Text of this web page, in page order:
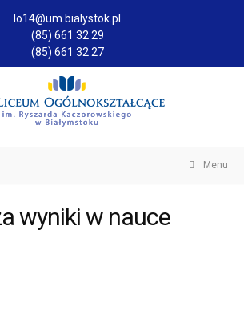
lo14@um.bialystok.pl
(85) 661 32 29
(85) 661 32 27
Menu
wyniki w nauce